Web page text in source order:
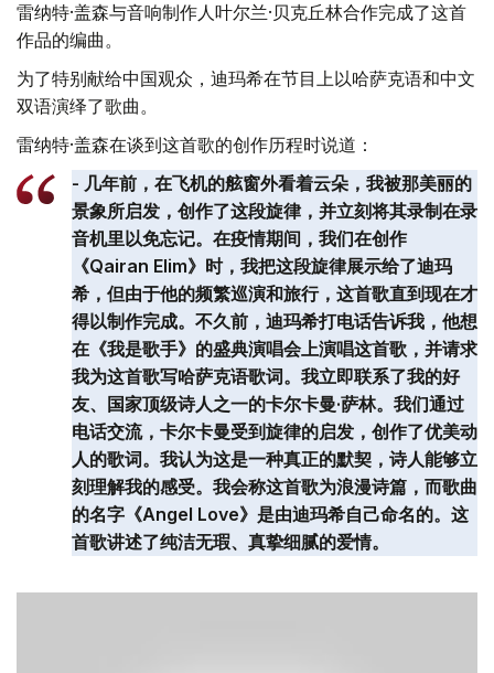
雷纳特·盖森与音响制作人叶尔兰·贝克丘林合作完成了这首
作品的编曲。
为了特别献给中国观众，迪玛希在节目上以哈萨克语和中文
双语演绎了歌曲。
雷纳特·盖森在谈到这首歌的创作历程时说道：
- 几年前，在飞机的舷窗外看着云朵，我被那美丽的
景象所启发，创作了这段旋律，并立刻将其录制在录
音机里以免忘记。在疫情期间，我们在创作
《Qairan Elim》时，我把这段旋律展示给了迪玛
希，但由于他的频繁巡演和旅行，这首歌直到现在才
得以制作完成。不久前，迪玛希打电话告诉我，他想
在《我是歌手》的盛典演唱会上演唱这首歌，并请求
我为这首歌写哈萨克语歌词。我立即联系了我的好
友、国家顶级诗人之一的卡尔卡曼·萨林。我们通过
电话交流，卡尔卡曼受到旋律的启发，创作了优美动
人的歌词。我认为这是一种真正的默契，诗人能够立
刻理解我的感受。我会称这首歌为浪漫诗篇，而歌曲
的名字《Angel Love》是由迪玛希自己命名的。这
首歌讲述了纯洁无瑕、真挚细腻的爱情。